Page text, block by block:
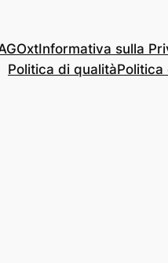
Informativa sulla
Politica di qualitàPolitica